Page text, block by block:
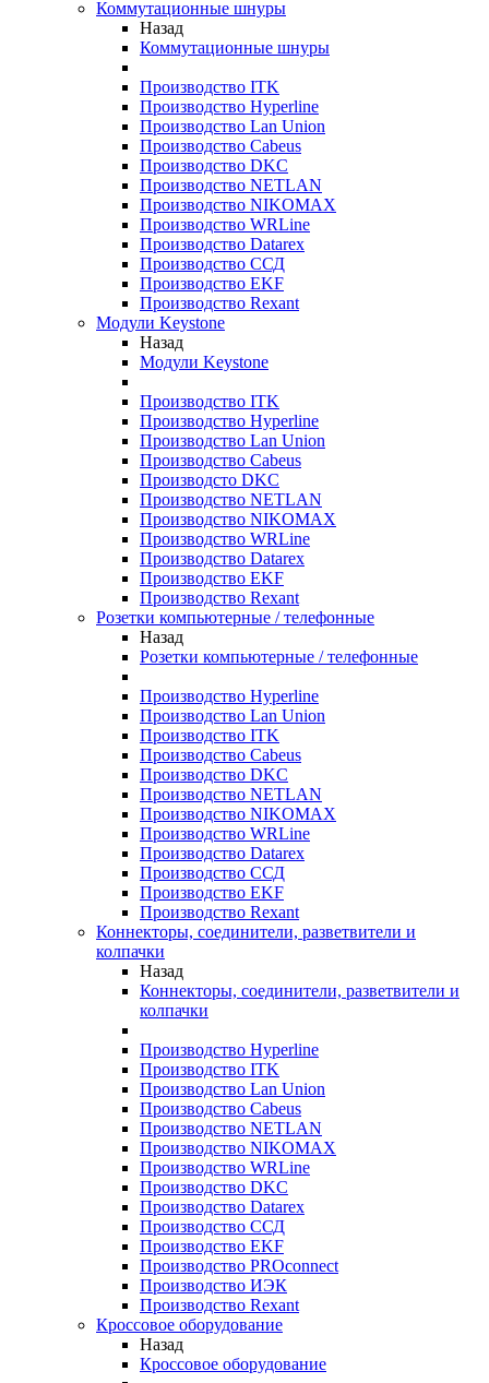
Коммутационные шнуры
Назад
Коммутационные шнуры
Производство ITK
Производство Hyperline
Производство Lan Union
Производство Cabeus
Производство DKC
Производство NETLAN
Производство NIKOMAX
Производство WRLine
Производство Datarex
Производство ССД
Производство EKF
Производство Rexant
Модули Keystone
Назад
Модули Keystone
Производство ITK
Производство Hyperline
Производство Lan Union
Производство Cabeus
Производсто DKC
Производство NETLAN
Производство NIKOMAX
Производство WRLine
Производство Datarex
Производство EKF
Производство Rexant
Розетки компьютерные / телефонные
Назад
Розетки компьютерные / телефонные
Производство Hyperline
Производство Lan Union
Производство ITK
Производство Cabeus
Производство DKC
Производство NETLAN
Производство NIKOMAX
Производство WRLine
Производство Datarex
Производство ССД
Производство EKF
Производство Rexant
Коннекторы, соединители, разветвители и
колпачки
Назад
Коннекторы, соединители, разветвители и
колпачки
Производство Hyperline
Производство ITK
Производство Lan Union
Производство Cabeus
Производство NETLAN
Производство NIKOMAX
Производство WRLine
Производство DKC
Производство Datarex
Производство ССД
Производство EKF
Производство PROconnect
Производство ИЭК
Производство Rexant
Кроссовое оборудование
Назад
Кроссовое оборудование